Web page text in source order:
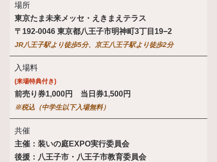
場所
東京たま未来メッセ・えきまえテラス
〒192-0046 東京都八王子市明神町3丁目19−2
JR八王子駅より徒歩5分、京王八王子駅より徒歩2分
入場料
(来場特典付き)
前売り券1,000円 当日券1,500円
※税込（中学生以下入場無料）
共催
主催：装いの庭EXPO実行委員会
後援：八王子市・八王子市教育委員会